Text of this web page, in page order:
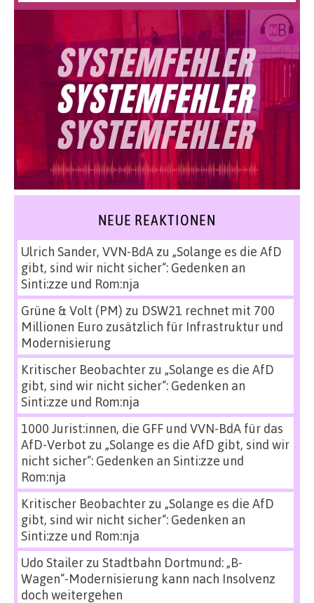
NEUE REAKTIONEN
Ulrich Sander, VVN-BdAzu „Solange es die AfD
gibt, sind wir nicht sicher“: Gedenken an
Sinti:zze und Rom:nja
Grüne & Volt (PM) zu DSW21 rechnet mit 700
Millionen Euro zusätzlich für Infrastruktur und
Modernisierung
Kritischer Beobachterzu „Solange es die AfD
gibt, sind wir nicht sicher“: Gedenken an
Sinti:zze und Rom:nja
1000 Jurist:innen, die GFF und VVN-BdA für das
AfD-Verbot zu „Solange es die AfD gibt, sind wir
nicht sicher“: Gedenken an Sinti:zze und
Rom:nja
Kritischer Beobachterzu „Solange es die AfD
gibt, sind wir nicht sicher“: Gedenken an
Sinti:zze und Rom:nja
Udo Stailerzu Stadtbahn Dortmund: „B-
Wagen“-Modernisierung kann nach Insolvenz
doch weitergehen